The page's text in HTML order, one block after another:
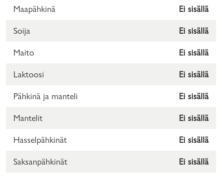
Maapähkinä Ei sisällä
Soija Ei sisällä
Maito Ei sisällä
Laktoosi Ei sisällä
Pähkinä ja manteli Ei sisällä
Mantelit Ei sisällä
Hasselpähkinät Ei sisällä
Saksanpähkinät Ei sisällä